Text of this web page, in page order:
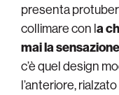
presenta
collimare con la
mai la
c’è quel design
l’anteriore,